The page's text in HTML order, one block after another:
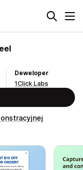
Deweloper
1Click Labs